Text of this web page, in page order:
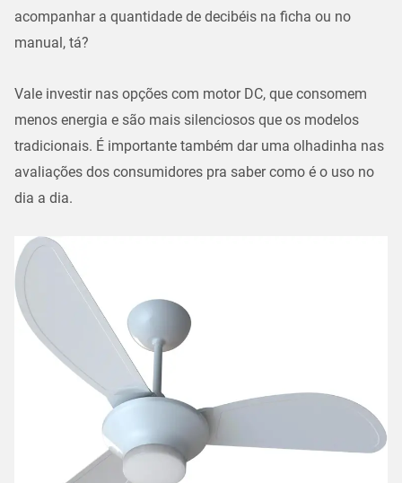
acompanhar a quantidade de decibéis na ficha ou no
manual, tá?
Vale investir nas opções com motor DC, que consomem
menos energia e são mais silenciosos que os modelos
tradicionais. É importante também dar uma olhadinha nas
avaliações dos consumidores pra saber como é o uso no
dia a dia.